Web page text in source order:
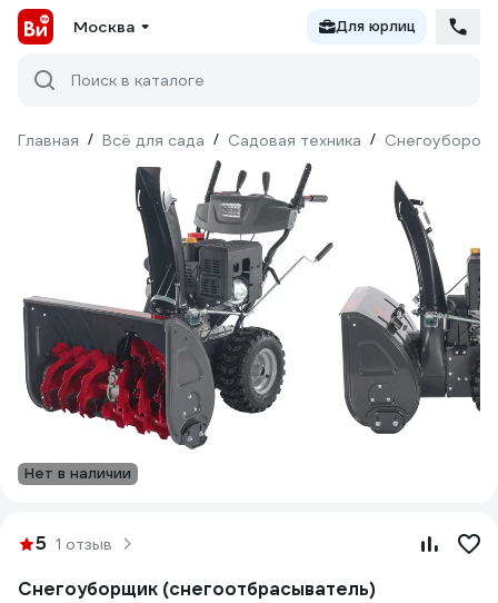
Москва Для юрлиц
Поиск в каталоге
Главная / Всё для сада / Садовая техника /
Нет в наличии
5 1 отзыв
Снегоуборщик (снегоотбрасыватель)